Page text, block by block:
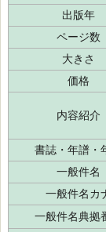
出版年
ページ数
大きさ
価格
内容紹介
書誌・年譜・
一般件名
一般件名カ
一般件名典拠